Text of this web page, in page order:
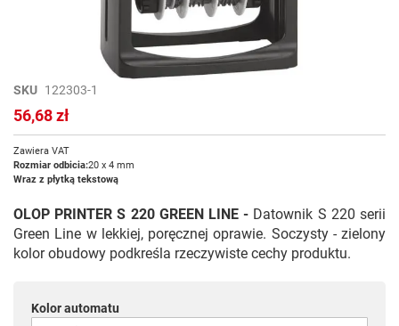
Przejdź
na
początek
SKU 122303-1
56,68 zł
Zawiera VAT
Rozmiar odbicia:20 x 4 mm
Wraz z płytką tekstową
OLOP PRINTER S 220 GREEN LINE - Datownik S 220 serii
Green Line w lekkiej, poręcznej oprawie. Soczysty - zielony
kolor obudowy podkreśla rzeczywiste cechy produktu.
Kolor automatu